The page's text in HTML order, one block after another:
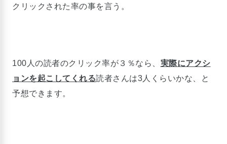
クリックされた率の事を言う。
100人の読者のクリック率が３％なら、 実際にアクシ
ョンを起こしてくれる読者さんは3人くらいかな、と
予想できます。